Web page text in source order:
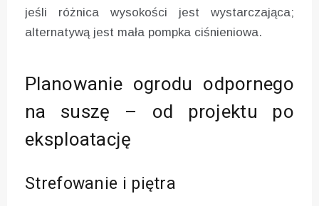
jeśli różnica wysokości jest wystarczająca;
alternatywą jest mała pompka ciśnieniowa.
Planowanie ogrodu odpornego
na suszę – od projektu po
eksploatację
Strefowanie i piętra